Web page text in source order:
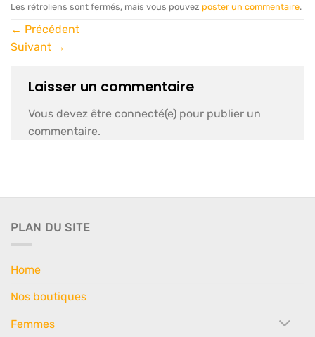
Les rétroliens sont fermés, mais vous pouvez poster un commentaire.
← Précédent
Suivant →
Laisser un commentaire
Vous devez être connecté(e) pour publier un
commentaire.
PLAN DU SITE
Home
Nos boutiques
Femmes